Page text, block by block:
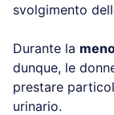
svolgimento
Durante la
dunque, le
prestare
urinario.